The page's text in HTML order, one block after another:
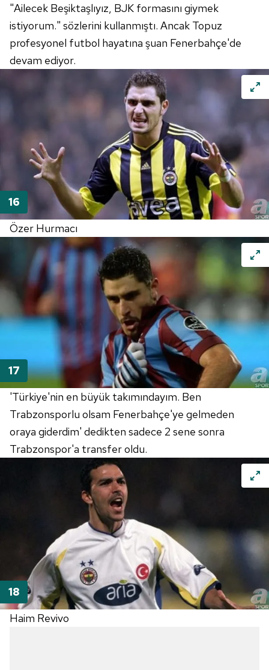
"Ailecek Beşiktaşlıyız, BJK formasını giymek
istiyorum." sözlerini kullanmıştı. Ancak Topuz
profesyonel futbol hayatına şuan Fenerbahçe'de
devam ediyor.
Özer Hurmacı
'Türkiye'nin en büyük takımındayım. Ben
Trabzonsporlu olsam Fenerbahçe'ye gelmeden
oraya giderdim' dedikten sadece 2 sene sonra
Trabzonspor'a transfer oldu.
Haim Revivo